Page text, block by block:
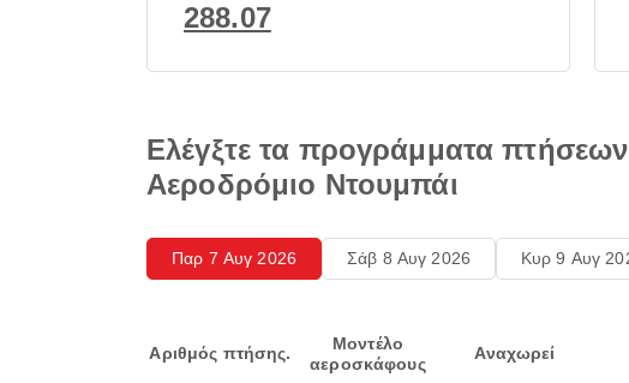
288.07
Ελέγξτε τα προγράμματα
Αεροδρόμιο Ντουμπάι
Παρ 7 Αυγ 2026 Σάβ 8 Αυγ 2026 Κυρ 9 Αυγ
Αριθμός πτήσης.
Μοντέλο
αεροσκάφους
Αναχωρεί